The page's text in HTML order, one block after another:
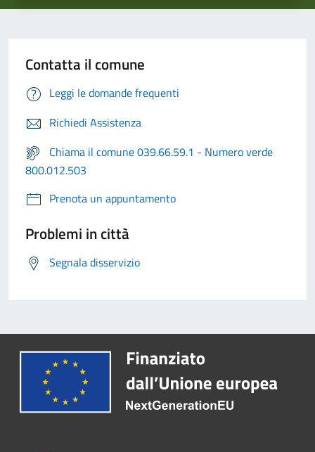
Contatta il comune
Leggi le domande frequenti
Richiedi Assistenza
Chiama il comune 039.66.59.1 - Numero verde
800.012.503
Prenota un appuntamento
Problemi in città
Segnala disservizio